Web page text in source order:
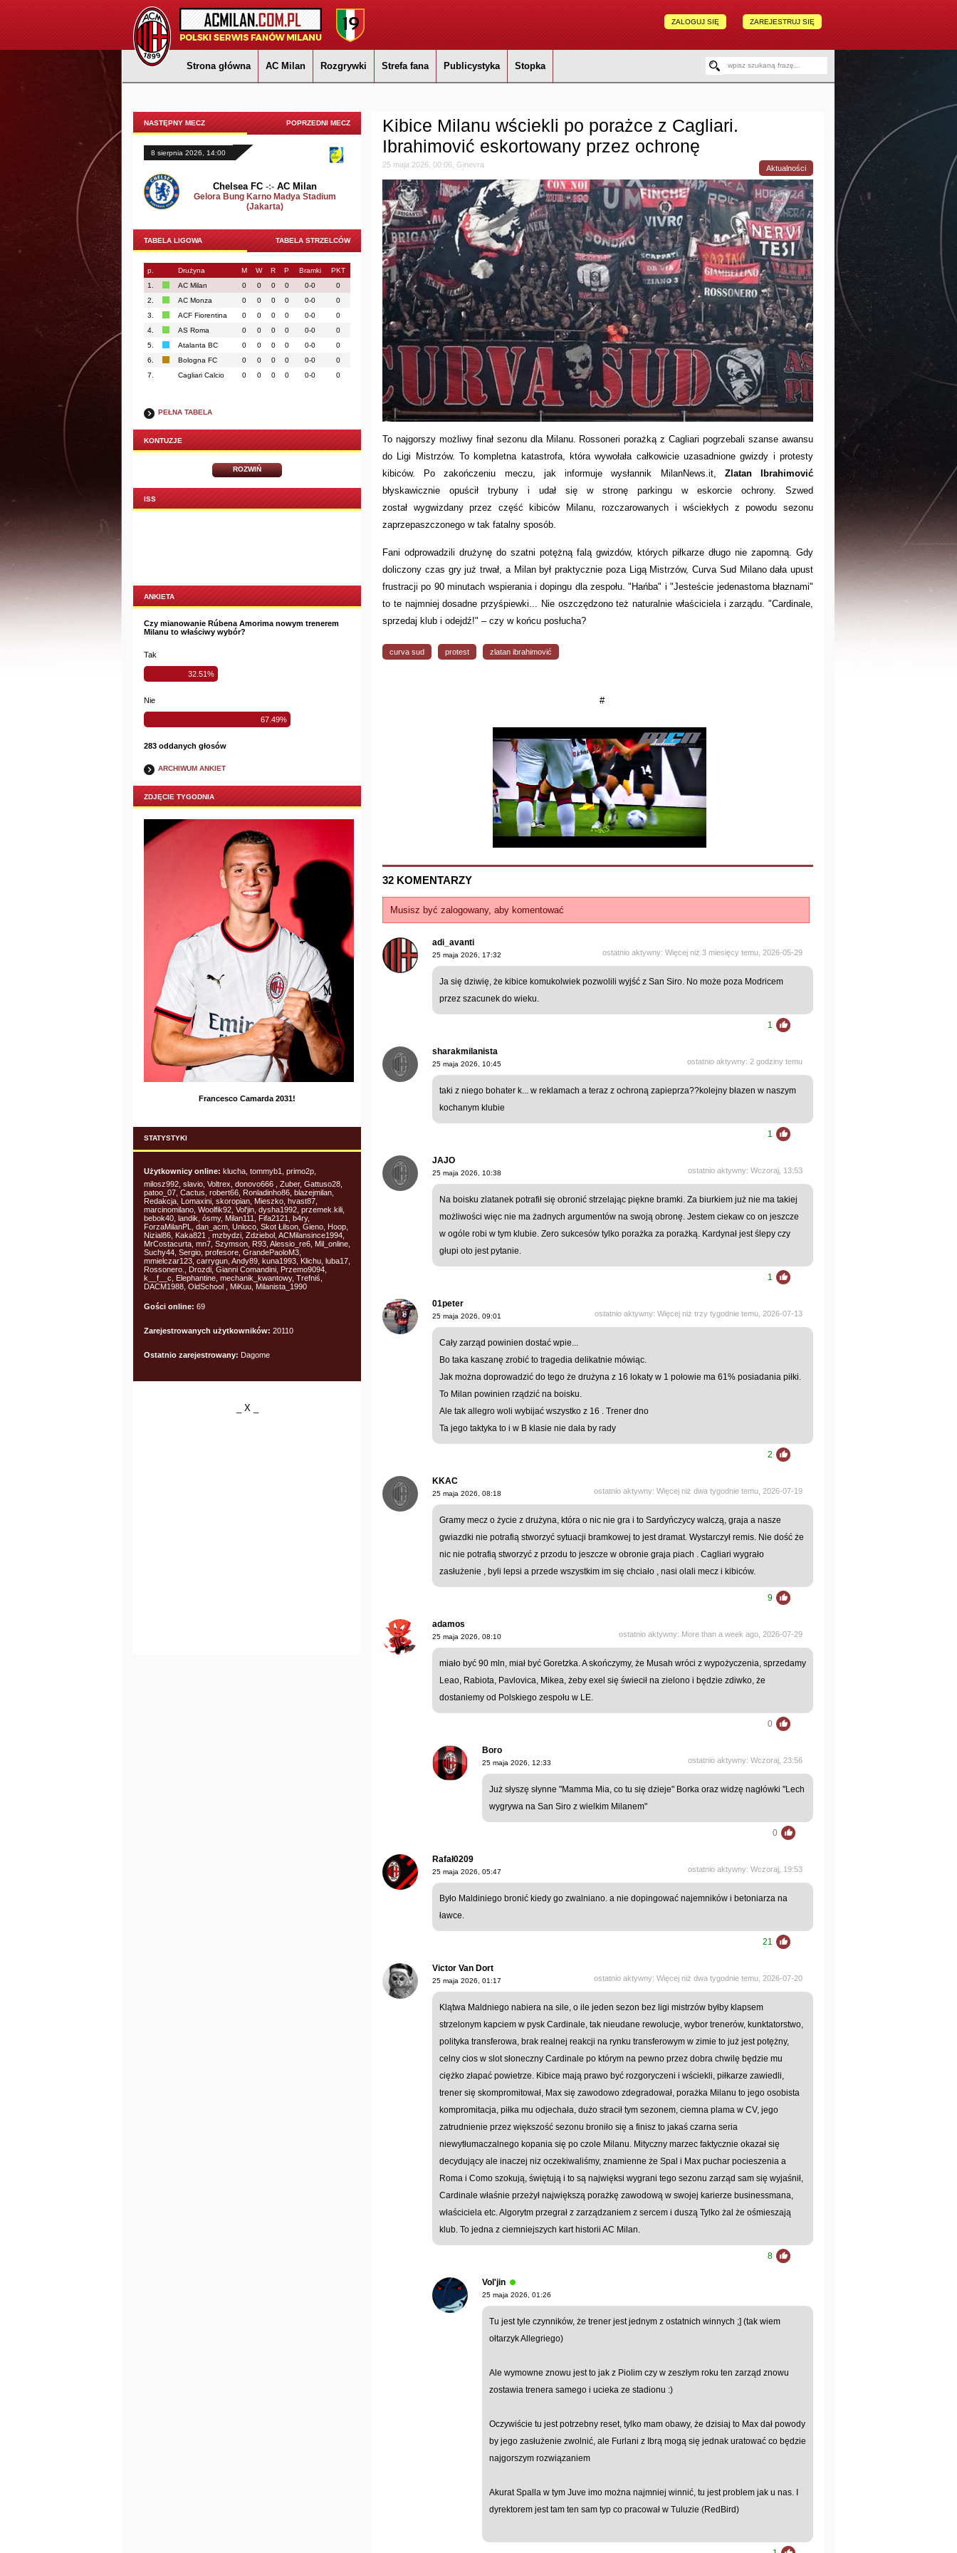
ZAREJESTRUJ SIĘ
ZALOGUJ SIĘ
Strona główna AC Milan Rozgrywki Strefa fana Publicystyka Stopka
NASTĘPNY MECZ POPRZEDNI MECZ
8 sierpnia 2026, 14:00
Chelsea FC -:- AC Milan
Gelora Bung Karno Madya Stadium
(Jakarta)
TABELA LIGOWA TABELA STRZELCÓW
p. Drużyna M W R P Bramki
PKT
1.
AC Milan 0 0 0 0 0-0
0
2.
AC Monza 0 0 0 0 0-0
0
3.
ACF Fiorentina 0 0 0 0 0-0
0
4.
AS Roma 0 0 0 0 0-0
0
5.
Atalanta BC 0 0 0 0 0-0
0
6.
Bologna FC 0 0 0 0 0-0
0
7.
Cagliari Calcio 0 0 0 0 0-0 0
PEŁNA TABELA
KONTUZJE
ROZWIŃ
ISS
ANKIETA
Czy mianowanie Rúbena Amorima nowym trenerem
Milanu to właściwy wybór?
Tak
32.51%
Nie
67.49%
283 oddanych głosów
ARCHIWUM ANKIET
ZDJĘCIE TYGODNIA
Francesco Camarda 2031!
STATYSTYKI
Użytkownicy online: klucha, tommyb1, primo2p,
milosz992, slavio, Voltrex, donovo666 , Zuber, Gattuso28,
patoo_07, Cactus, robert66, Ronladinho86, blazejmilan,
Redakcja, Lomaxini, skoropian, Mieszko, hvast87,
marcinomilano, Woolfik92, Vol'jin, dysha1992, przemek.kili,
bebok40, landik, ósmy, Milan111, Fifa2121, b4ry,
ForzaMilanPL, dan_acm, Unloco, Skot Łilson, Gieno, Hoop,
Nizial86, Kaka821 , mzbydzi, Zdziebol, ACMilansince1994,
MrCostacurta, mn7, Szymson, R93, Alessio_re6, Mil_online,
Suchy44, Sergio, profesore, GrandePaoloM3,
mmielczar123, carrygun, Andy89, kuna1993, Klichu, luba17,
Rossonero., Drozdi, Gianni Comandini, Przemo9094,
k__f__c, Elephantine, mechanik_kwantowy, Trefniś,
DACM1988, OldSchool , MiKuu, Milanista_1990
Gości online: 69
Zarejestrowanych użytkowników: 20110
Ostatnio zarejestrowany: Dagome
_ X _
Kibice Milanu wściekli po porażce z Cagliari.
Ibrahimović eskortowany przez ochronę
25 maja 2026, 00:06, Ginevra Aktualności
To najgorszy możliwy finał sezonu dla Milanu. Rossoneri porażką z Cagliari pogrzebali szanse awansu
do Ligi Mistrzów. To kompletna katastrofa, która wywołała całkowicie uzasadnione gwizdy i protesty
kibiców. Po zakończeniu meczu, jak informuje wysłannik MilanNews.it, Zlatan Ibrahimović
błyskawicznie opuścił trybuny i udał się w stronę parkingu w eskorcie ochrony. Szwed
został wygwizdany przez część kibiców Milanu, rozczarowanych i wściekłych z powodu sezonu
zaprzepaszczonego w tak fatalny sposób.
Fani odprowadzili drużynę do szatni potężną falą gwizdów, których piłkarze długo nie zapomną. Gdy
doliczony czas gry już trwał, a Milan był praktycznie poza Ligą Mistrzów, Curva Sud Milano dała upust
frustracji po 90 minutach wspierania i dopingu dla zespołu. "Hańba" i "Jesteście jedenastoma błaznami"
to te najmniej dosadne przyśpiewki... Nie oszczędzono też naturalnie właściciela i zarządu. "Cardinale,
sprzedaj klub i odejdź!" – czy w końcu posłucha?
curva sud protest zlatan ibrahimović
#
32 KOMENTARZY
Musisz być zalogowany, aby komentować
adi_avanti
ostatnio aktywny: Więcej niż 3 miesięcy temu, 2026-05-29
25 maja 2026, 17:32
Ja się dziwię, że kibice komukolwiek pozwolili wyjść z San Siro. No może poza Modricem
przez szacunek do wieku.
1
sharakmilanista
ostatnio aktywny: 2 godziny temu
25 maja 2026, 10:45
taki z niego bohater k... w reklamach a teraz z ochroną zapieprza??kolejny błazen w naszym
kochanym klubie
1
JAJO
ostatnio aktywny: Wczoraj, 13:53
25 maja 2026, 10:38
Na boisku zlatanek potrafił się obronić strzelając piękne bramki. Za biurkiem już nie ma takiej
możliwości więc nie ma żadnych argumentów na swoją obronę. Jestem ciekaw co on jeszcze
w ogóle robi w tym klubie. Zero sukcesów tylko porażka za porażką. Kardynał jest ślepy czy
głupi oto jest pytanie.
1
01peter
ostatnio aktywny: Więcej niż trzy tygodnie temu, 2026-07-13
25 maja 2026, 09:01
Cały zarząd powinien dostać wpie...
Bo taka kaszanę zrobić to tragedia delikatnie mówiąc.
Jak można doprowadzić do tego że drużyna z 16 lokaty w 1 połowie ma 61% posiadania piłki.
To Milan powinien rządzić na boisku.
Ale tak allegro woli wybijać wszystko z 16 . Trener dno
Ta jego taktyka to i w B klasie nie dała by rady
2
KKAC
ostatnio aktywny: Więcej niż dwa tygodnie temu, 2026-07-19
25 maja 2026, 08:18
Gramy mecz o życie z drużyna, która o nic nie gra i to Sardyńczycy walczą, graja a nasze
gwiazdki nie potrafią stworzyć sytuacji bramkowej to jest dramat. Wystarczył remis. Nie dość że
nic nie potrafią stworzyć z przodu to jeszcze w obronie graja piach . Cagliari wygrało
zasłużenie , byli lepsi a przede wszystkim im się chciało , nasi olali mecz i kibiców.
9
adamos
ostatnio aktywny: More than a week ago, 2026-07-29
25 maja 2026, 08:10
miało być 90 mln, miał być Goretzka. A skończymy, że Musah wróci z wypożyczenia, sprzedamy
Leao, Rabiota, Pavlovica, Mikea, żeby exel się świecił na zielono i będzie zdiwko, że
dostaniemy od Polskiego zespołu w LE.
0
Boro
ostatnio aktywny: Wczoraj, 23:56
25 maja 2026, 12:33
Już słyszę słynne "Mamma Mia, co tu się dzieje" Borka oraz widzę nagłówki "Lech
wygrywa na San Siro z wielkim Milanem"
0
Rafał0209
ostatnio aktywny: Wczoraj, 19:53
25 maja 2026, 05:47
Było Maldiniego bronić kiedy go zwalniano. a nie dopingować najemników i betoniarza na
ławce.
21
Victor Van Dort
ostatnio aktywny: Więcej niż dwa tygodnie temu, 2026-07-20
25 maja 2026, 01:17
Klątwa Maldniego nabiera na sile, o ile jeden sezon bez ligi mistrzów byłby klapsem
strzelonym kapciem w pysk Cardinale, tak nieudane rewolucje, wybor trenerów, kunktatorstwo,
polityka transferowa, brak realnej reakcji na rynku transferowym w zimie to już jest potężny,
celny cios w slot słoneczny Cardinale po którym na pewno przez dobra chwilę będzie mu
ciężko złapać powietrze. Kibice mają prawo być rozgoryczeni i wściekli, piłkarze zawiedli,
trener się skompromitował, Max się zawodowo zdegradował, porażka Milanu to jego osobista
kompromitacja, piłka mu odjechała, dużo stracił tym sezonem, ciemna plama w CV, jego
zatrudnienie przez większość sezonu broniło się a finisz to jakaś czarna seria
niewytłumaczalnego kopania się po czole Milanu. Mityczny marzec faktycznie okazał się
decydujący ale inaczej niz oczekiwaliśmy, znamienne że Spal i Max puchar pocieszenia a
Roma i Como szokują, świętują i to są najwięksi wygrani tego sezonu zarząd sam się wyjaśnił,
Cardinale właśnie przeżył największą porażkę zawodową w swojej karierze businessmana,
właściciela etc. Algorytm przegrał z zarządzaniem z sercem i duszą Tylko żal że ośmieszają
klub. To jedna z ciemniejszych kart historii AC Milan.
8
Vol'jin
25 maja 2026, 01:26
Tu jest tyle czynników, że trener jest jednym z ostatnich winnych ;] (tak wiem
ołtarzyk Allegriego)
Ale wymowne znowu jest to jak z Piolim czy w zeszłym roku ten zarząd znowu
zostawia trenera samego i ucieka ze stadionu :)
Oczywiście tu jest potrzebny reset, tylko mam obawy, że dzisiaj to Max dał powody
by jego zasłużenie zwolnić, ale Furlani z Ibrą mogą się jednak uratować co będzie
najgorszym rozwiązaniem
Akurat Spalla w tym Juve imo można najmniej winnić, tu jest problem jak u nas. I
dyrektorem jest tam ten sam typ co pracował w Tuluzie (RedBird)